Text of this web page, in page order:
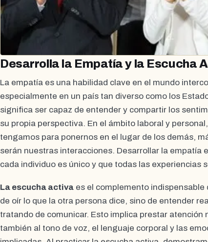
Desarrolla la Empatía y la Escucha
La empatía es una habilidad clave en el mundo
especialmente en un país tan diverso como los
significa ser capaz de entender y compartir los
su propia perspectiva. En el ámbito laboral y
tengamos para ponernos en el lugar de los demás,
serán nuestras interacciones. Desarrollar la empatía
cada individuo es único y que todas las experiencias
La escucha activa es el complemento
de oír lo que la otra persona dice, sino de entender
tratando de comunicar. Esto implica prestar atención
también al tono de voz, el lenguaje corporal y las